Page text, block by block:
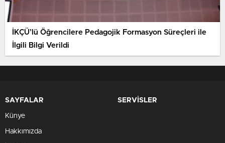
İKÇÜ’lü Öğrencilere Pedagojik Formasyon Süreçleri ile
İlgili Bilgi Verildi
SAYFALAR
Künye
Hakkımızda
SERVİSLER